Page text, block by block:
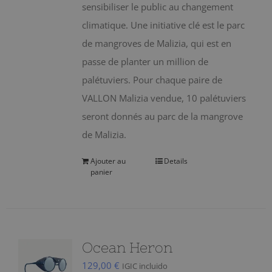
sensibiliser le public au changement
climatique. Une initiative clé est le parc
de mangroves de Malizia, qui est en
passe de planter un million de
palétuviers. Pour chaque paire de
VALLON Malizia vendue, 10 palétuviers
seront donnés au parc de la mangrove
de Malizia.
Ajouter au
panier
Details
Ocean Heron
129,00 € IGIC incluido